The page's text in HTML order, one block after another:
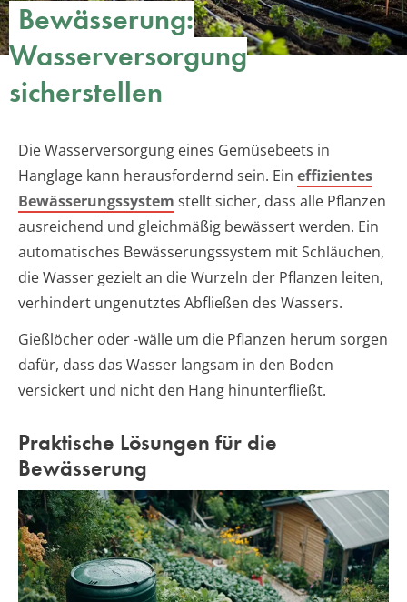
Bewässerung:
Wasserversorgung
sicherstellen
Die Wasserversorgung eines Gemüsebeets in
Hanglage kann herausfordernd sein. Ein effizientes
Bewässerungssystem stellt sicher, dass alle Pflanzen
ausreichend und gleichmäßig bewässert werden. Ein
automatisches Bewässerungssystem mit Schläuchen,
die Wasser gezielt an die Wurzeln der Pflanzen leiten,
verhindert ungenutztes Abfließen des Wassers.
Gießlöcher oder -wälle um die Pflanzen herum sorgen
dafür, dass das Wasser langsam in den Boden
versickert und nicht den Hang hinunterfließt.
Praktische Lösungen für die
Bewässerung